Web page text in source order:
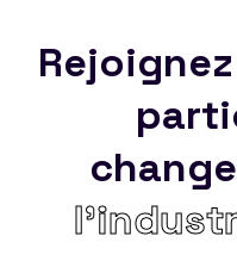
Rejoignez